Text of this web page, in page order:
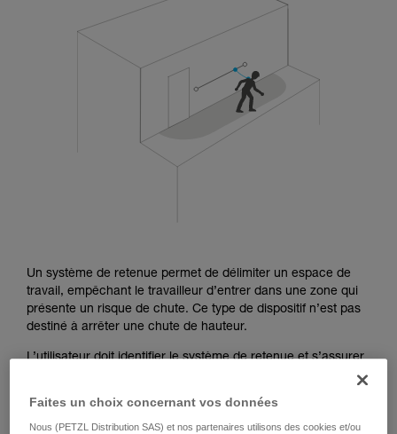
pouvoir comprendre ce complément
d’informations.
Maîtriser ces techniques nécessite une
formation et un entraînement spécifique. Validez
avec un professionnel votre capacité à refaire
la manipulation, seul, en toute sécurité, avant
de la reproduire en autonomie.
Nous donnons des exemples de techniques
liées à votre activité. Il peut en exister d’autres
que nous ne décrivons pas ici.
Un système de retenue permet de délimiter un espace de
travail, empêchant le travailleur d’entrer dans une zone qui
présente un risque de chute. Ce type de dispositif n’est pas
destiné à arrêter une chute de hauteur.
L’utilisateur doit identifier le système de retenue et s’assurer
Faites un choix concernant vos données
Nous (PETZL Distribution SAS) et nos partenaires utilisons des cookies et/ou